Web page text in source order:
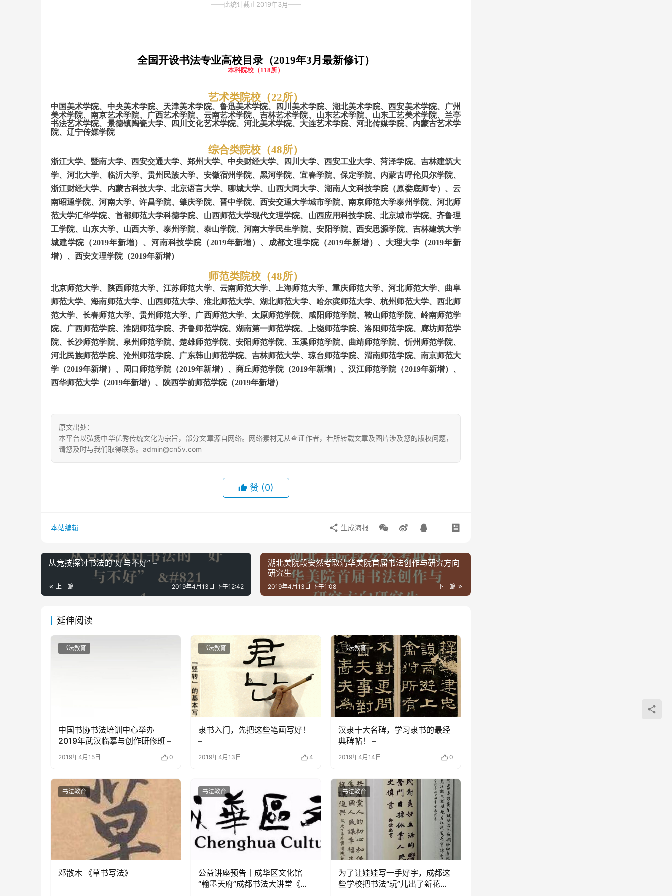
——此统计截止2019年3月——
全国开设书法专业高校目录（2019年3月最新修订）
本科院校（118所）
艺术类院校（22所）
中国美术学院、中央美术学院、天津美术学院、鲁迅美术学院、四川美术学院、湖北美术学院、西安美术学院、广州
美术学院、南京艺术学院、广西艺术学院、云南艺术学院、吉林艺术学院、山东艺术学院、山东工艺美术学院、 兰亭
书法艺术学院、景德镇陶瓷大学、 四川文化艺术学院、河北美术学院、大连艺术学院、河北传媒学院、 内蒙古艺术学
院、辽宁传媒学院
综合类院校（48所）
浙江大学、暨南大学、西安交通大学、郑州大学、中央财经大学、四川大学、西安工业大学、菏泽学院、吉林建筑大
学、河北大学、临沂大学、贵州民族大学、安徽宿州学院、黑河学院、宜春学院、保定学院、内蒙古呼伦贝尔学院、
浙江财经大学、内蒙古科技大学、北京语言大学、聊城大学、山西大同大学、湖南人文科技学院（原娄底师专）、云
南昭通学院、河南大学、许昌学院、肇庆学院、晋中学院、西安交通大学城市学院、南京师范大学泰州学院、 河北师
范大学汇华学院、 首都师范大学科德学院、山西师范大学现代文理学院、山西应用科技学院、北京城市学院、齐鲁理
工学院、 山东大学、 山西大学、泰州学院、泰山学院、河南大学民生学院、安阳学院、西安思源学院、吉林建筑大学
城建学院（2019年新增）、河南科技学院（2019年新增）、成都文理学院（2019年新增）、大理大学（2019年新
增）、西安文理学院（2019年新增）
师范类院校（48所）
北京师范大学、陕西师范大学、江苏师范大学、云南师范大学、上海师范大学、重庆师范大学、河北师范大学、 曲阜
师范大学、海南师范大学、山西师范大学、淮北师范大学、湖北师范大学、哈尔滨师范大学、杭州师范大学、西北师
范大学、长春师范大学、贵州师范大学、广西师范大学、太原师范学院、咸阳师范学院、鞍山师范学院、岭南师范学
院、广西师范学院、淮阴师范学院、齐鲁师范学院、湖南第一师范学院、上饶师范学院、洛阳师范学院、廊坊师范学
院、长沙师范学院、泉州师范学院、楚雄师范学院、安阳师范学院、玉溪师范学院、曲靖师范学院、忻州师范学院、
河北民族师范学院、沧州师范学院、广东韩山师范学院、吉林师范大学、琼台师范学院、渭南师范学院、南京师范大
学（2019年新增）、周口师范学院（2019年新增）、商丘师范学院（2019年新增）、汉江师范学院（2019年新增）、
西华师范大学（2019年新增）、陕西学前师范学院（2019年新增）
原文出处：
本平台以弘扬中华优秀传统文化为宗旨，部分文章源自网络。网络素材无从查证作者，若所转载文章及图片涉及您的版权问题，
请您及时与我们取得联系。admin@cn5v.com
赞 (0)
本站编辑 生成海报
从竞技探讨书法的“好与不好” –
上一篇 2019年4月13日 下午12:42
湖北美院段安然考取清华美院首届书法创作与研究方向
研究生
下一篇
2019年4月13日 下午1:08
延伸阅读
书法教育
中国书协书法培训中心举办
2019年武汉临摹与创作研修班 –
2019年4月15日 0
书法教育
隶书入门，先把这些笔画写好！
–
2019年4月13日 4
书法教育
汉隶十大名碑，学习隶书的最经
典碑帖！ –
2019年4月14日 0
书法教育
邓散木 《草书写法》
书法教育
公益讲座预告丨成华区文化馆
“翰墨天府”成都书法大讲堂《诗
书法教育
为了让娃娃写一手好字，成都这
些学校把书法“玩”儿出了新花样